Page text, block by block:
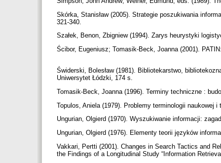
Skórka, Stanisław (2005). Strategie poszukiwania
321-340.
Szałek, Benon, Zbigniew (1994). Zarys heurystyki
Ścibor, Eugeniusz; Tomasik-Beck, Joanna (2001).
Świderski, Bolesław (1981). Bibliotekarstwo,
Uniwersytet Łódzki, 174 s.
Tomasik-Beck, Joanna (1996). Terminy techniczne :
Topulos, Aniela (1979). Problemy terminologii naukowej
Ungurian, Olgierd (1970). Wyszukiwanie informacji:
Ungurian, Olgierd (1976). Elementy teorii języków
Vakkari, Pertti (2001). Changes in Search Tactics and
the Findings of a Longitudinal Study “Information